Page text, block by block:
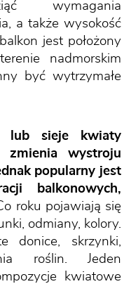
wymagania
a także wysokość
jest położony
nadmorskim
być wytrzymałe
lub sieje kwiaty
wystroju
popularny jest
balkonowych,
roku pojawiają się
odmiany, kolory.
donice, skrzynki,
roślin. Jeden
kwiatowe